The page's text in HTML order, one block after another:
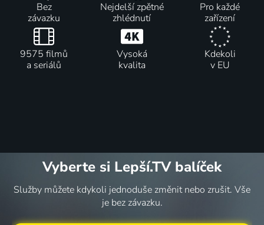
Bez
závazku
Nejdelší zpětné
zhlédnutí
Pro každé
zařízení
9575 filmů
a seriálů
Vysoká
kvalita
Kdekoli
v EU
Vyberte si Lepší.TV balíček
Služby můžete kdykoli jednoduše změnit nebo zrušit. Vše
je bez závazku.